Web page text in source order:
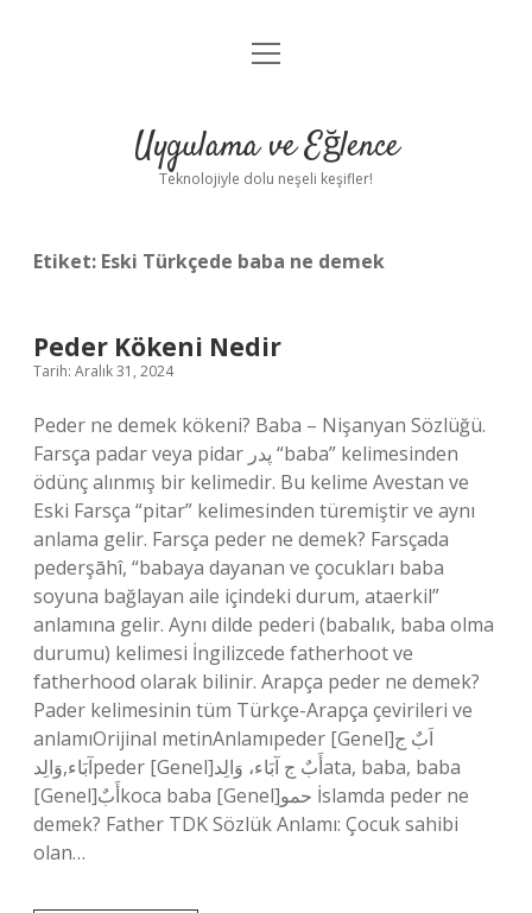
Anasayfa
Yasal Uyarı
menüyü
Uygulama ve Eğlence
Teknolojiyle dolu neşeli keşifler!
Etiket: Eski Türkçede baba ne demek
Peder Kökeni Nedir
Tarih: Aralık 31, 2024
Peder ne demek kökeni? Baba – Nişanyan Sözlüğü.
Farsça padar veya pidar پدر “baba” kelimesinden
ödünç alınmış bir kelimedir. Bu kelime Avestan ve
Eski Farsça “pitar” kelimesinden türemiştir ve aynı
anlama gelir. Farsça peder ne demek? Farsçada
pederşāhî, “babaya dayanan ve çocukları baba
soyuna bağlayan aile içindeki durum, ataerkil”
anlamına gelir. Aynı dilde pederi (babalık, baba olma
durumu) kelimesi İngilizcede fatherhoot ve
fatherhood olarak bilinir. Arapça peder ne demek?
Pader kelimesinin tüm Türkçe-Arapça çevirileri ve
anlamıOrijinal metinAnlamıpeder [Genel]اَبٌ ج
آبَاء,وَالِدpeder [Genel]أَبٌ ج آبَاء، وَالِدata, baba, baba
[Genel]أَبٌkoca baba [Genel]حمو İslamda peder ne
demek? Father TDK Sözlük Anlamı: Çocuk sahibi
olan…